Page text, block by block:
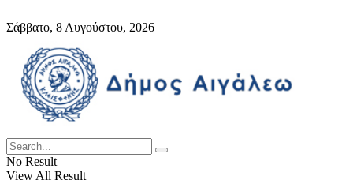
Σάββατο, 8 Αυγούστου, 2026
No Result
View All Result